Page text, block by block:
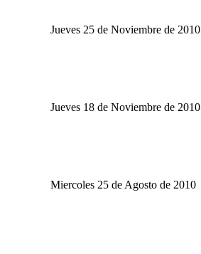
Jueves 25 de Noviembre de 2010
Jueves 18 de Noviembre de 2010
Miercoles 25 de Agosto de 2010